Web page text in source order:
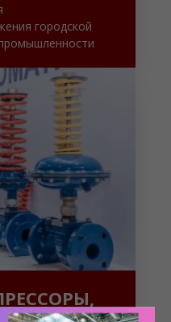
городской